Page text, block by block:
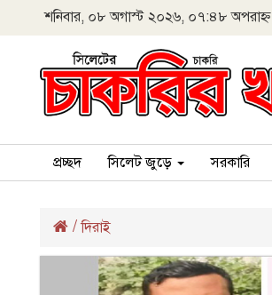
শনিবার, ০৮ অগাস্ট ২০২৬, ০৭:৪৮ অপরাহ্ন
প্রচ্ছদ সিলেট জুড়ে সরকারি
/দিরাই